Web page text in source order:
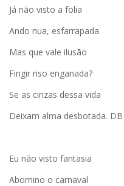
Já não visto a folia
Ando nua, esfarrapada
Mas que vale ilusão
Fingir riso enganada?
Se as cinzas dessa vida
Deixam alma desbotada. DB
Eu não visto fantasia
Abomino o carnaval